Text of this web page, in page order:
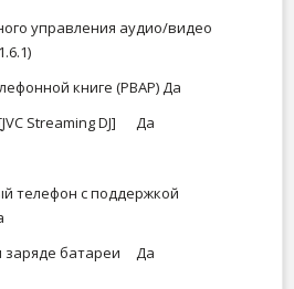
управления аудио/видео
книге (PBAP)Да
Streaming DJ]
Да
телефон с поддержкой
батареи
Да